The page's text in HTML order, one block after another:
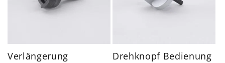
Verlängerung
Drehknopf Bedienung